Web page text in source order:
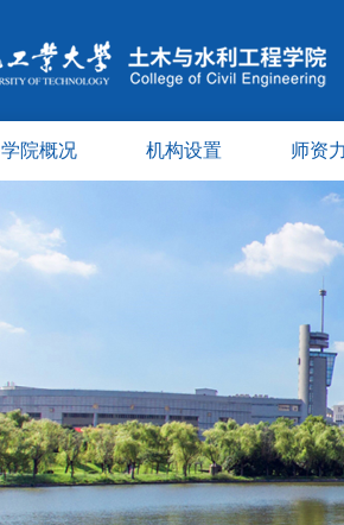
学院概况 机构设置 师资